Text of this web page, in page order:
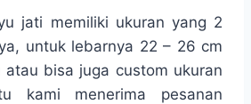
jati memiliki ukuran yang 2
untuk lebarnya 22 – 26 cm
bisa juga custom ukuran
kami menerima pesanan